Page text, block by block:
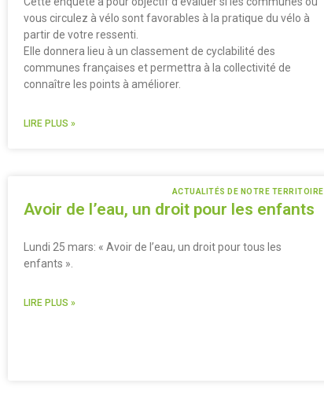
vous circulez à vélo sont favorables à la pratique du vélo à
partir de votre ressenti.
Elle donnera lieu à un classement de cyclabilité des
communes françaises et permettra à la collectivité de
connaître les points à améliorer.
LIRE PLUS »
ACTUALITÉS DE NOTRE TERRITOIRE
Avoir de l’eau, un droit pour les enfants
Lundi 25 mars: « Avoir de l’eau, un droit pour tous les
enfants ».
LIRE PLUS »